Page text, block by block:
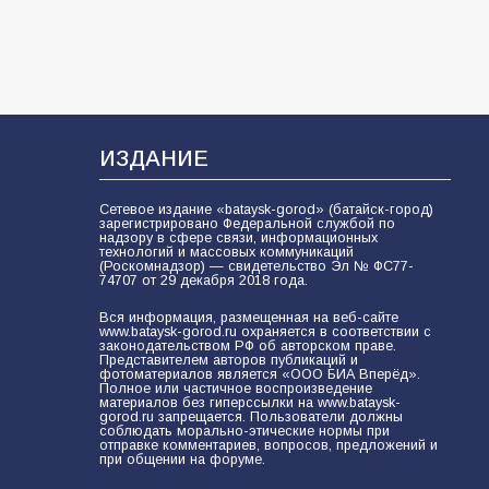
ИЗДАНИЕ
Сетевое издание «bataysk-gorod» (батайск-город)
зарегистрировано Федеральной службой по
надзору в сфере связи, информационных
технологий и массовых коммуникаций
(Роскомнадзор) — свидетельство Эл № ФС77-
74707 от 29 декабря 2018 года.
Вся информация, размещенная на веб-сайте
www.bataysk-gorod.ru охраняется в соответствии с
законодательством РФ об авторском праве.
Представителем авторов публикаций и
фотоматериалов является «ООО БИА Вперёд».
Полное или частичное воспроизведение
материалов без гиперссылки на www.bataysk-
gorod.ru запрещается. Пользователи должны
соблюдать морально-этические нормы при
отправке комментариев, вопросов, предложений и
при общении на форуме.